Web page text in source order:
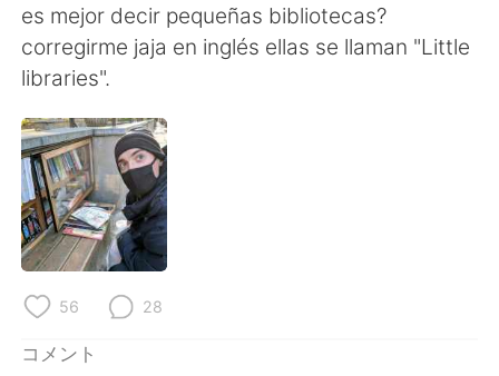
繁體中文 Español
Deutsch
Русский
Indonesia
es mejor decir pequeñas bibliotecas?
corregirme jaja en inglés ellas se llaman "Little
libraries".
56 28
コメント